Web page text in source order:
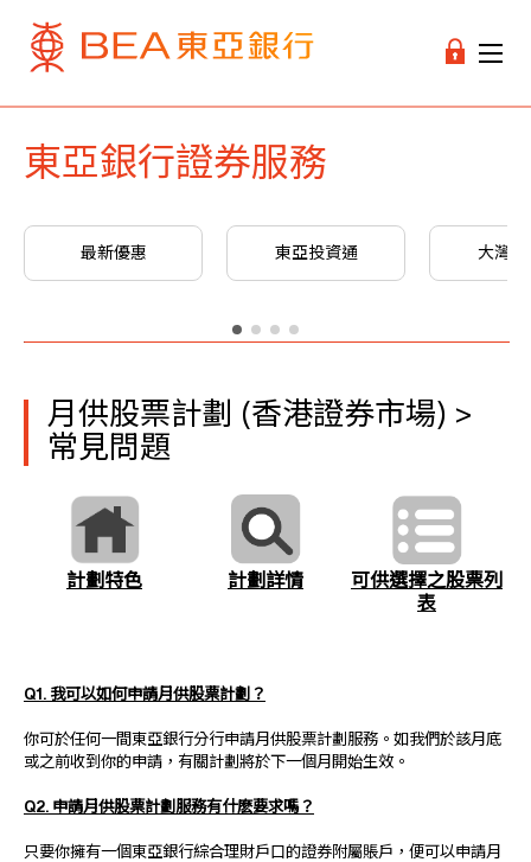
東亞銀行證券服務
最新優惠 東亞投資通 大灣區
月供股票計劃 (香港證券市場) >
常見問題
計劃特色 計劃詳情
可供選擇之股票列
表
Q1. 我可以如何申請月供股票計劃？
你可於任何一間東亞銀行分行申請月供股票計劃服務。如我們於該月底
或之前收到你的申請，有關計劃將於下一個月開始生效。
Q2. 申請月供股票計劃服務有什麽要求嗎？
只要你擁有一個東亞銀行綜合理財戶口的證券附屬賬戶，便可以申請月